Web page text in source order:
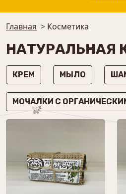
Главная > Косметика
НАТУРАЛЬНАЯ
КРЕМ МЫЛО
МОЧАЛКИ С